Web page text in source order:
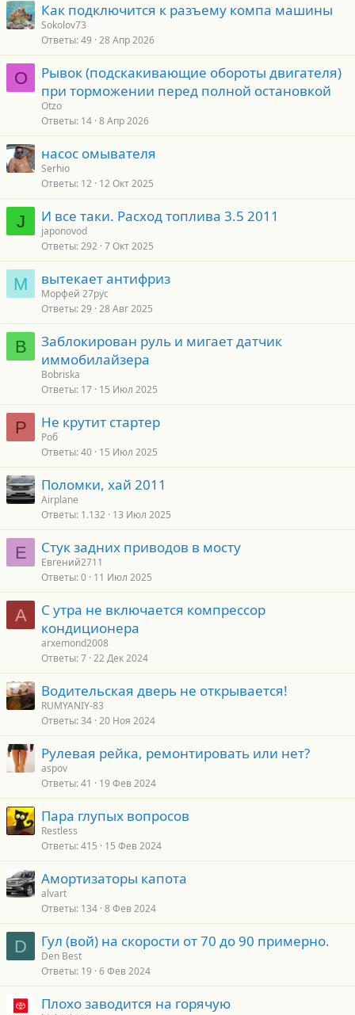
Как подключится к разъему компа машины
Sokolov73
Ответы 49 28 Апр 2026
O
Рывок (подскакивающие обороты двигателя)
при торможении перед полной остановкой
Otzo
Ответы 14 8 Апр 2026
насос омывателя
Serhio
Ответы 12 12 Окт 2025
J И все таки. Расход топлива 3.5 2011
japonovod
Ответы 292 7 Окт 2025
М вытекает антифриз
Морфей 27рус
Ответы 29 28 Авг 2025
B
Заблокирован руль и мигает датчик
иммобилайзера
Bobriska
Ответы 17 15 Июл 2025
Р Не крутит стартер
Роб
Ответы 40 15 Июл 2025
Поломки, хай 2011
Airplane
Ответы 1.132 13 Июл 2025
Е Стук задних приводов в мосту
Евгений2711
Ответы 0 11 Июл 2025
A
С утра не включается компрессор
кондиционера
arxemond2008
Ответы 7 22 Дек 2024
Водительская дверь не открывается!
RUMYANIY-83
Ответы 34 20 Ноя 2024
Рулевая рейка, ремонтировать или нет?
aspov
Ответы 41 19 Фев 2024
Пара глупых вопросов
Restless
Ответы 415 15 Фев 2024
Амортизаторы капота
alvart
Ответы 134 8 Фев 2024
D Гул (вой) на скорости от 70 до 90 примерно.
Den Best
Ответы 19 6 Фев 2024
Плохо заводится на горячую